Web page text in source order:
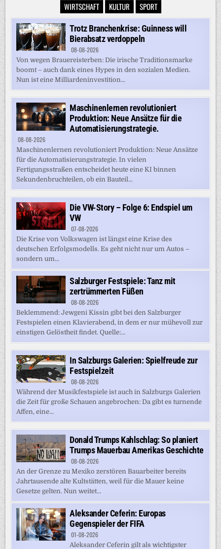
WIRTSCHAFT KULTUR SPORT
Trotz Branchenkrise: Guinness will
Bierabsatz verdoppeln
08-08-2026
Von wegen Brauereisterben: Die irische Traditionsmarke
boomt – auch dank eines Hypes in den sozialen Medien.
Nun ist eine Milliardeninvestition...
Maschinenlernen revolutioniert
Produktion: Neue Ansätze für die
Automatisierungstrategie.
08-08-2026
Maschinenlernen revolutioniert Produktion: Neue Ansätze
für die Automatisierungstrategie. In vielen
Fertigungsstraßen entscheidet heute eine KI binnen
Sekundenbruchteilen, ob ein Bauteil...
Die VW-Story – Folge 6: Endspiel um
VW
07-08-2026
Die Krise von Volkswagen ist längst eine Krise des
deutschen Erfolgsmodells. Es geht nicht nur um Autos –
sondern um...
Salzburger Festspiele: Tanz mit
zertrümmerten Füßen
08-08-2026
Beklemmend: Jewgeni Kissin gibt bei den Salzburger
Festspielen einen Klavierabend, in dem er nur mühevoll zur
einstigen Gelöstheit findet. Quelle:...
In Salzburgs Galerien: Spielfreude zur
Festspielzeit
08-08-2026
Während der Musikfestspiele ist auch in Salzburgs Galerien
die Zeit für große Schauen angebrochen: Da gibt es turnende
Affen, eine...
Donald Trumps Kahlschlag: So planiert
Trumps Mauerbau Amerikas Geschichte
08-08-2026
An der Grenze zu Mexiko zerstören Bauarbeiter bereits
Jahrtausende alte Kultstätten, weil für die Mauer keine
Gesetze gelten. Nun weitet...
Aleksander Ceferin: Europas
Gegenspieler der FIFA
01-08-2026
Aleksander Ceferin gilt als wichtigster